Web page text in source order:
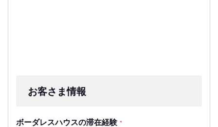
お客さま情報
ボーダレスハウスの滞在経験 *